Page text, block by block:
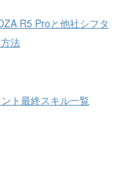
R5 Proと他社シフタ
法
ト最終スキル一覧